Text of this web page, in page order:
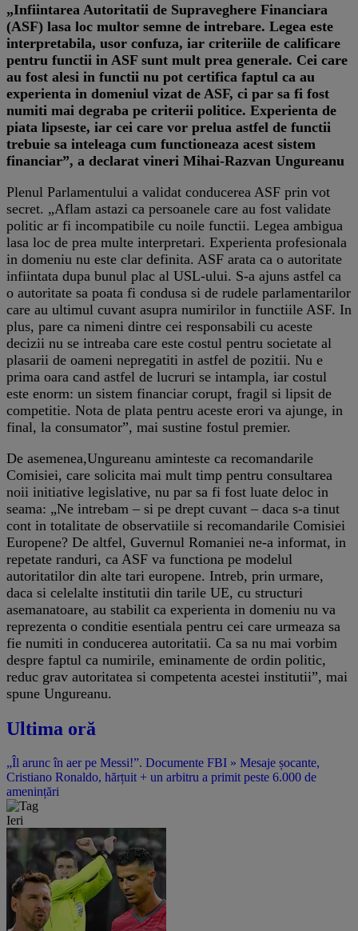
„Infiintarea Autoritatii de Supraveghere Financiara
(ASF) lasa loc multor semne de intrebare. Legea este
interpretabila, usor confuza, iar criteriile de calificare
pentru functii in ASF sunt mult prea generale. Cei care
au fost alesi in functii nu pot certifica faptul ca au
experienta in domeniul vizat de ASF, ci par sa fi fost
numiti mai degraba pe criterii politice. Experienta de
piata lipseste, iar cei care vor prelua astfel de functii
trebuie sa inteleaga cum functioneaza acest sistem
financiar”, a declarat vineri Mihai-Razvan Ungureanu
Plenul Parlamentului a validat conducerea ASF prin vot
secret. „Aflam astazi ca persoanele care au fost validate
politic ar fi incompatibile cu noile functii. Legea ambigua
lasa loc de prea multe interpretari. Experienta profesionala
in domeniu nu este clar definita. ASF arata ca o autoritate
infiintata dupa bunul plac al USL-ului. S-a ajuns astfel ca
o autoritate sa poata fi condusa si de rudele parlamentarilor
care au ultimul cuvant asupra numirilor in functiile ASF. In
plus, pare ca nimeni dintre cei responsabili cu aceste
decizii nu se intreaba care este costul pentru societate al
plasarii de oameni nepregatiti in astfel de pozitii. Nu e
prima oara cand astfel de lucruri se intampla, iar costul
este enorm: un sistem financiar corupt, fragil si lipsit de
competitie. Nota de plata pentru aceste erori va ajunge, in
final, la consumator”, mai sustine fostul premier.
De asemenea,Ungureanu aminteste ca recomandarile
Comisiei, care solicita mai mult timp pentru consultarea
noii initiative legislative, nu par sa fi fost luate deloc in
seama: „Ne intrebam – si pe drept cuvant – daca s-a tinut
cont in totalitate de observatiile si recomandarile Comisiei
Europene? De altfel, Guvernul Romaniei ne-a informat, in
repetate randuri, ca ASF va functiona pe modelul
autoritatilor din alte tari europene. Intreb, prin urmare,
daca si celelalte institutii din tarile UE, cu structuri
asemanatoare, au stabilit ca experienta in domeniu nu va
reprezenta o conditie esentiala pentru cei care urmeaza sa
fie numiti in conducerea autoritatii. Ca sa nu mai vorbim
despre faptul ca numirile, eminamente de ordin politic,
reduc grav autoritatea si competenta acestei institutii”, mai
spune Ungureanu.
Ultima oră
„Îl arunc în aer pe Messi!”. Documente FBI » Mesaje șocante,
Cristiano Ronaldo, hărțuit + un arbitru a primit peste 6.000 de
amenințări
Ieri